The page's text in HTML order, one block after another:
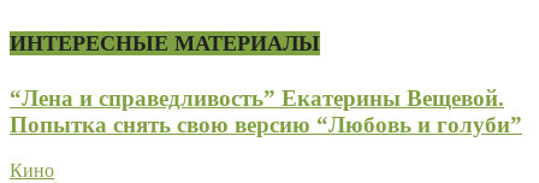
ИНТЕРЕСНЫЕ МАТЕРИАЛЫ
“Лена и справедливость” Екатерины Вещевой.
Попытка снять свою версию “Любовь и голуби”
Кино